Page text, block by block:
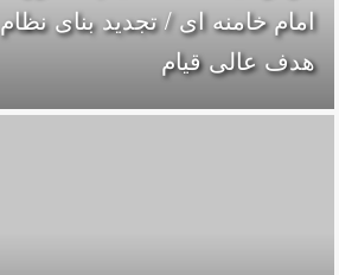
امام خامنه ای / تجدید بنای
هدف عالی قیام